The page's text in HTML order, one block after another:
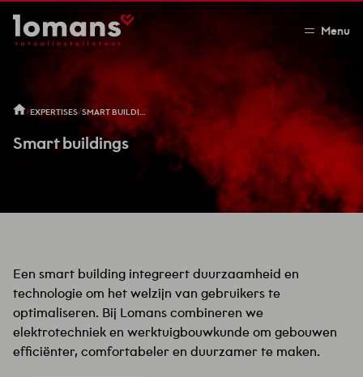
Menu
/EXPERTISES/ SMART BUILDINGS
Smart buildings
Een smart building integreert duurzaamheid en
technologie om het welzijn van gebruikers te
optimaliseren. Bij Lomans combineren we
elektrotechniek en werktuigbouwkunde om gebouwen
efficiënter, comfortabeler en duurzamer te maken.